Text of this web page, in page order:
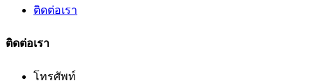
ติดต่อเรา
ติดต่อเรา
โทรศัพท์